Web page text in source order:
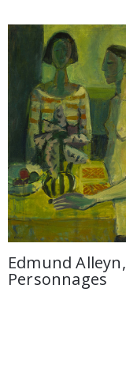
Edmund Alleyn,
Personnages